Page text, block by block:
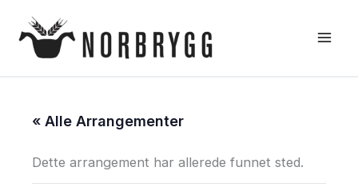
rett
« Alle Arrangementer
Dette arrangement har allerede funnet sted.